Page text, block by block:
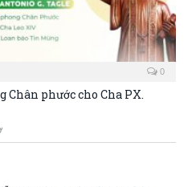
0
phước cho Cha PX.